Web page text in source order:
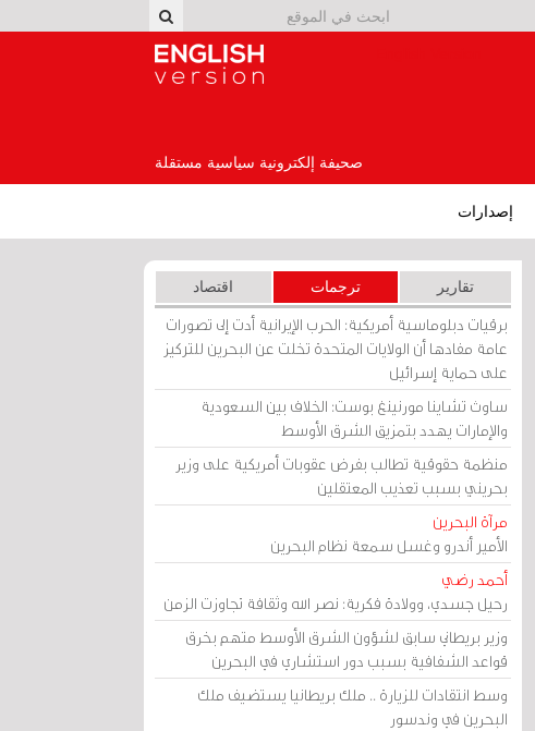
صحيفة إلكترونية سياسية مستقلة
إصدارات
تقارير ترجمات اقتصاد
برقيات دبلوماسية أمريكية: الحرب الإيرانية أدت إلى تصورات
عامة مفادها أن الولايات المتحدة تخلت عن البحرين للتركيز
على حماية إسرائيل
ساوث تشاينا مورنينغ بوست: الخلاف بين السعودية
والإمارات يهدد بتمزيق الشرق الأوسط
منظمة حقوقية تطالب بفرض عقوبات أمريكية على وزير
بحريني بسبب تعذيب المعتقلين
مرآة البحرين
الأمير أندرو وغسل سمعة نظام البحرين
أحمد رضي
رحيل جسدي، وولادة فكرية: نصر الله وثقافة تجاوزت الزمن
وزير بريطاني سابق لشؤون الشرق الأوسط متهم بخرق
قواعد الشفافية بسبب دور استشاري في البحرين
وسط انتقادات للزيارة .. ملك بريطانيا يستضيف ملك
البحرين في وندسور